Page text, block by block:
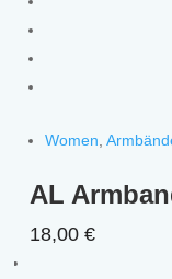
Women ,
AL
18,00€